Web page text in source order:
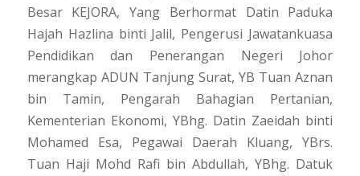
Besar KEJORA, Yang Berhormat Datin Paduka
Hajah Hazlina binti Jalil, Pengerusi Jawatankuasa
Pendidikan dan Penerangan Negeri Johor
merangkap ADUN Tanjung Surat, YB Tuan Aznan
bin Tamin, Pengarah Bahagian Pertanian,
Kementerian Ekonomi, YBhg. Datin Zaeidah binti
Mohamed Esa, Pegawai Daerah Kluang, YBrs.
Tuan Haji Mohd Rafi bin Abdullah, YBhg. Datuk